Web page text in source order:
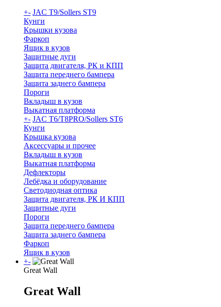
+- JAC T9/Sollers ST9
Кунги
Крышки кузова
Фаркоп
Ящик в кузов
Защитные дуги
Защита двигателя, РК и КПП
Защита переднего бампера
Защита заднего бампера
Пороги
Вкладыш в кузов
Выкатная платформа
+- JAC T6/T8PRO/Sollers ST6
Кунги
Крышка кузова
Аксессуары и прочее
Вкладыш в кузов
Выкатная платформа
Дефлекторы
Лебёдка и оборудование
Светодиодная оптика
Защита двигателя, РК И КПП
Защитные дуги
Пороги
Защита переднего бампера
Защита заднего бампера
Фаркоп
Ящик в кузов
+-
Great Wall
Great Wall